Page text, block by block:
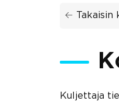
← Takaisin
Kuljettaja